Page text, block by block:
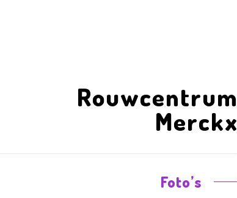
Rouwcentrum
Merckx
Foto’s